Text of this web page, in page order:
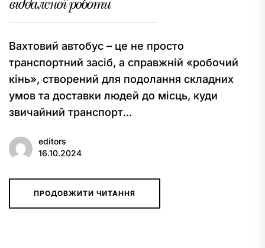
віддаленої роботи
Вахтовий автобус – це не просто
транспортний засіб, а справжній «робочий
кінь», створений для подолання складних
умов та доставки людей до місць, куди
звичайний транспорт...
editors
16.10.2024
ПРОДОВЖИТИ ЧИТАННЯ